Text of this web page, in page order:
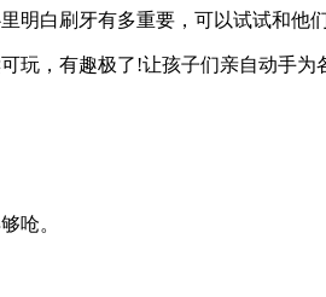
明白刷牙有多重要，可以试试和他
，有趣极了!让孩子们亲自动手
呛。